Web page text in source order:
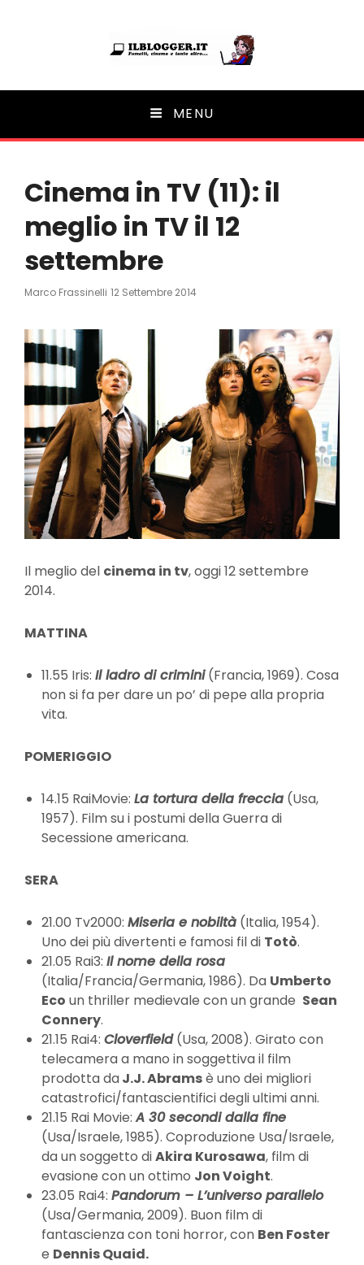
Ilblogger.it
Il portalino di blog | MENU
Cinema in TV (11): il
meglio in TV il 12
settembre
Marco Frassinelli Posted
12 Settembre 2014
Il meglio del cinema in tv, oggi 12 settembre
2014.
MATTINA
11.55 Iris: Il ladro di crimini(Francia, 1969). Cosa
non si fa per dare un po’ di pepe alla propria
vita.
POMERIGGIO
14.15 RaiMovie: La tortura della freccia (Usa,
1957). Film su i postumi della Guerra di
Secessione americana.
SERA
21.00 Tv2000: Miseria e nobiltà (Italia, 1954).
Uno dei più divertenti e famosi fil di Totò.
21.05 Rai3: Il nome della rosa
(Italia/Francia/Germania, 1986). Da Umberto
Eco un thriller medievale con un grande Sean
Connery.
21.15 Rai4: Cloverfield(Usa, 2008). Girato con
telecamera a mano in soggettiva il film
prodotta daJ.J. Abramsè uno dei migliori
catastrofici/fantascientifici degli ultimi anni.
21.15 Rai Movie:A 30 secondi dalla fine
(Usa/Israele, 1985). Coproduzione Usa/Israele,
da un soggetto diAkira Kurosawa, film di
evasione con un ottimo Jon Voight.
23.05 Rai4: Pandorum – L’universo parallelo
(Usa/Germania, 2009). Buon film di
fantascienza con toni horror, con Ben Foster
e Dennis Quaid.